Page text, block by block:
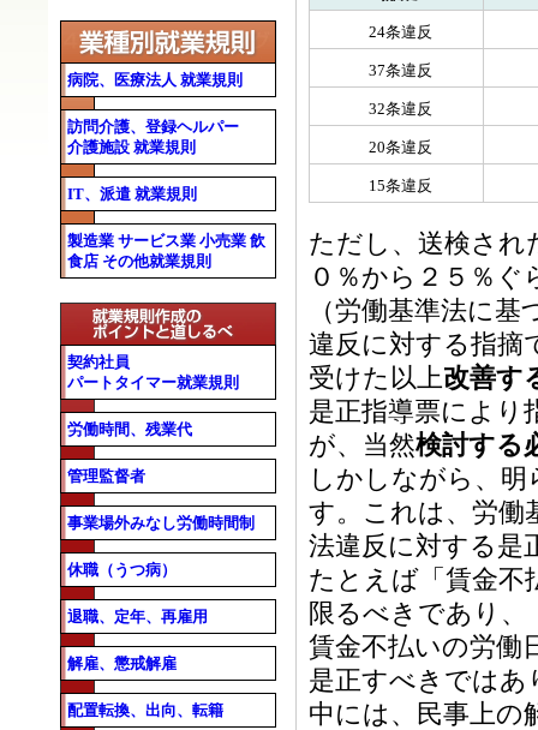
24条違反
37条違反
32条違反
20条違反
15条違反
ただし、送検され
０％から２５％
（労働基準法に
違反に対する指摘
受けた以上改善す
是正指導票により
が、当然検討する
しかしながら、
す。これは、労働
法違反に対する是
たとえば「賃金不
限るべきであり、
賃金不払いの労働
是正すべきではあ
中には、民事上の
病院、医療法人 就業規則
訪問介護、登録ヘルパー
介護施設 就業規則
IT、派遣 就業規則
製造業 サービス業 小売業 飲
食店 その他就業規則
契約社員
パートタイマー就業規則
労働時間、残業代
管理監督者
事業場外みなし労働時間制
休職（うつ病）
退職、定年、再雇用
解雇、懲戒解雇
配置転換、出向、転籍